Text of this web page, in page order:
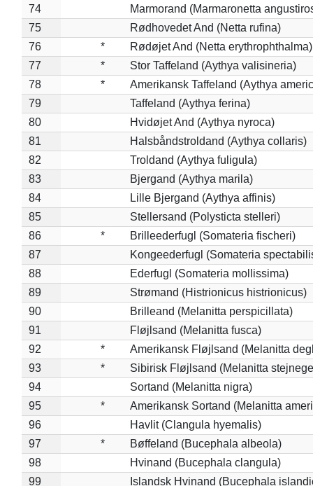
74
Marmorand (Marmaronetta
75
Rødhovedet And (Netta rufina)
76
*
Rødøjet And (Netta erythrophthalma)
77
*
Stor Taffeland (Aythya valisineria)
78
*
Amerikansk Taffeland (Aythya
79
Taffeland (Aythya ferina)
80
Hvidøjet And (Aythya nyroca)
81
Halsbåndstroldand (Aythya collaris)
82
Troldand (Aythya fuligula)
83
Bjergand (Aythya marila)
84
Lille Bjergand (Aythya affinis)
85
Stellersand (Polysticta stelleri)
86
*
Brilleederfugl (Somateria fischeri)
87
Kongeederfugl (Somateria
88
Ederfugl (Somateria mollissima)
89
Strømand (Histrionicus histrionicus)
90
Brilleand (Melanitta perspicillata)
91
Fløjlsand (Melanitta fusca)
92
*
Amerikansk Fløjlsand (Melanitta
93
*
Sibirisk Fløjlsand (Melanitta
94
Sortand (Melanitta nigra)
95
*
Amerikansk Sortand (Melanitta
96
Havlit (Clangula hyemalis)
97
*
Bøffeland (Bucephala albeola)
98
Hvinand (Bucephala clangula)
99
Islandsk Hvinand (Bucephala